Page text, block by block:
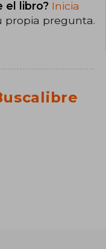
el libro? Inicia
propia pregunta.